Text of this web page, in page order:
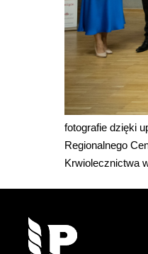
fotografie dzięki
Regionalnego
Krwiolecznictwa